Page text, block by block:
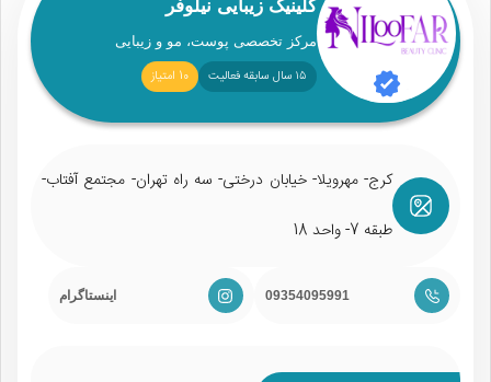
کلینیک زیبایی نیلوفر
مرکز تخصصی پوست، مو و زیبایی
۱۵ سال سابقه فعالیت 10 امتیاز
کرج- مهرویلا- خیابان درختی- سه راه تهران- مجتمع آفتاب-
طبقه 7- واحد 18
09354095991 اینستاگرام